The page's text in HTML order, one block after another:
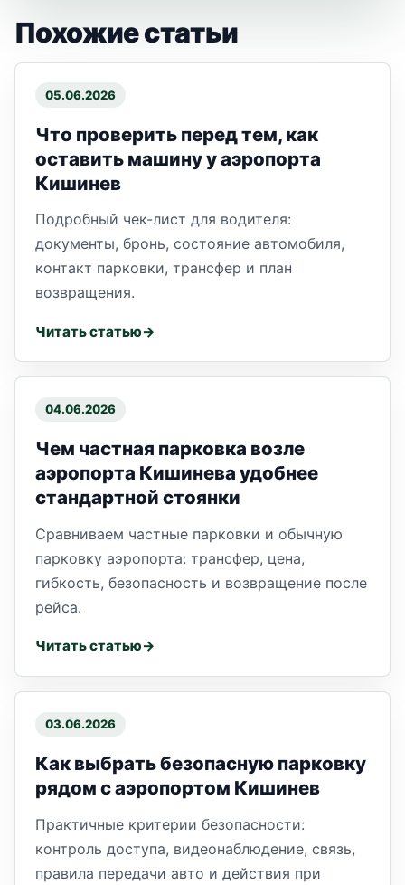
Похожие статьи
05.06.2026
Что проверить перед тем, как
оставить машину у аэропорта
Кишинев
Подробный чек-лист для водителя:
документы, бронь, состояние автомобиля,
контакт парковки, трансфер и план
возвращения.
Читать статью
04.06.2026
Чем частная парковка возле
аэропорта Кишинева удобнее
стандартной стоянки
Сравниваем частные парковки и обычную
парковку аэропорта: трансфер, цена,
гибкость, безопасность и возвращение после
рейса.
Читать статью
03.06.2026
Как выбрать безопасную парковку
рядом с аэропортом Кишинев
Практичные критерии безопасности:
контроль доступа, видеонаблюдение, связь,
правила передачи авто и действия при